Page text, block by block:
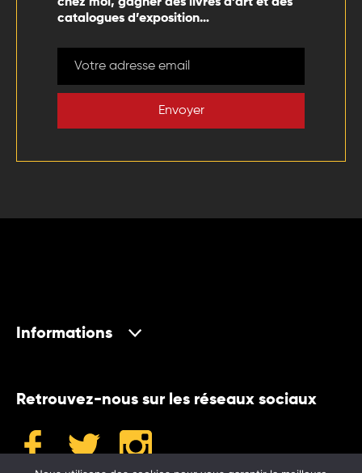
catalogues d’exposition…
Envoyer
Informations
Retrouvez-nous sur les réseaux sociaux